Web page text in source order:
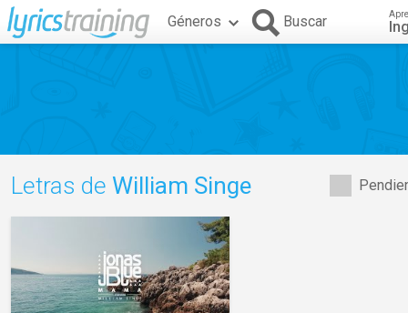
Géneros Buscar
Letras de William Singe